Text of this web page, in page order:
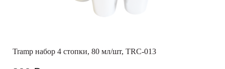
Tramp набор 4 стопки, 80 мл/шт, TRC-013